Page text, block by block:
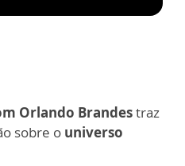
Orlando Brandestraz
sobre o universo